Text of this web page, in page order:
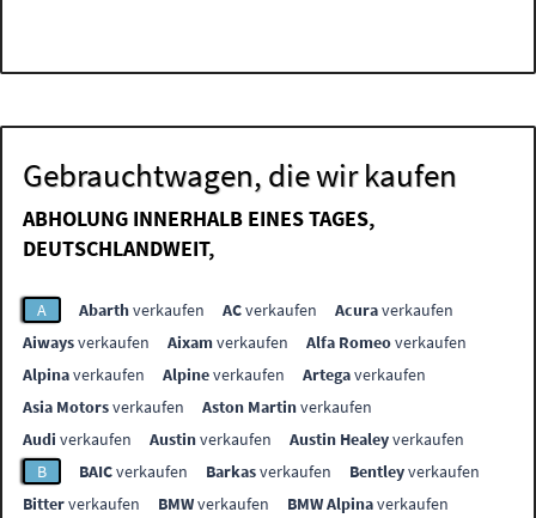
Gebrauchtwagen, die wir kaufen
ABHOLUNG INNERHALB EINES TAGES,
DEUTSCHLANDWEIT,
A Abarthverkaufen ACverkaufen Acuraverkaufen
Aiwaysverkaufen Aixamverkaufen Alfa Romeoverkaufen
Alpinaverkaufen Alpineverkaufen Artegaverkaufen
Asia Motorsverkaufen Aston Martinverkaufen
Audi verkaufen Austinverkaufen Austin Healeyverkaufen
B
BAICverkaufen Barkasverkaufen Bentleyverkaufen
Bitterverkaufen BMWverkaufen BMW Alpinaverkaufen